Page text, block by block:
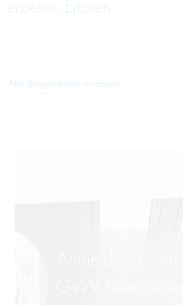
erzielten Erlösen
Alle Blogeinträge anzeigen